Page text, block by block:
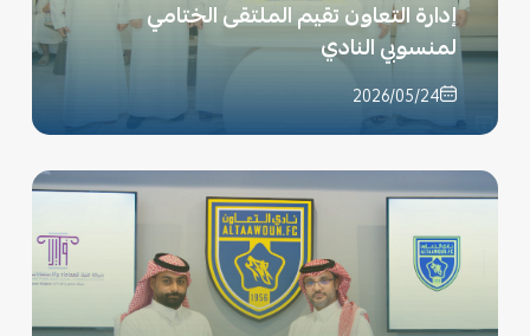
إدارة التعاون تقيم الملتقى الختامي
لمنسوبي النادي
2026/05/24